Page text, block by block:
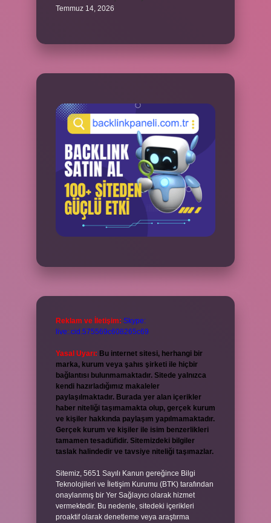
Temmuz 14, 2026
Reklam ve İletişim: Skype:
live:.cid.575569c608265c69
Yasal Uyarı: Bu internet sitesi, herhangi bir
marka, kurum veya şahıs şirketi ile hiçbir
bağlantısı bulunmamaktadır. Sitede yalnızca
kendi hazırladığımız makaleler
paylaşılmaktadır. Burada yer alan içerikler
haber niteliği taşımamakta olup, gerçek kurum
ve kişiler hakkında paylaşım yapılmamaktadır.
Gerçek kurum ve kişiler ile isim benzerlikleri
tamamen tesadüfidir. Sitemizdeki bilgiler
taslak halindedir ve tavsiye niteliği taşımazlar.
Sitemiz, 5651 Sayılı Kanun gereğince Bilgi
Teknolojileri ve İletişim Kurumu (BTK) tarafından
onaylanmış bir Yer Sağlayıcı olarak hizmet
vermektedir. Bu nedenle, sitedeki içerikleri
proaktif olarak denetleme veya araştırma